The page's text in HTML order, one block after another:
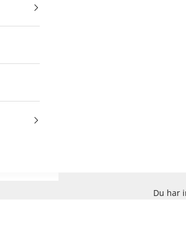
Du har